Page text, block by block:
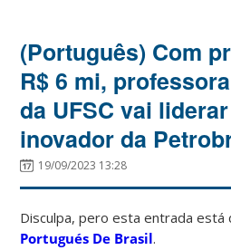
(Português) Com
R$ 6 mi,
da UFSC vai
inovador da
19/09/2023 13:28
Disculpa, pero esta entrada está
Portugués De Brasil.